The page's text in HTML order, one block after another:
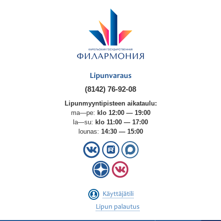
Lipunvaraus
(8142) 76-92-08
Lipunmyyntipisteen aikataulu:
ma—pe: klo 12:00 — 19:00
la—su: klo 11:00 — 17:00
lounas: 14:30 — 15:00
Käyttäjätili
Lipun palautus